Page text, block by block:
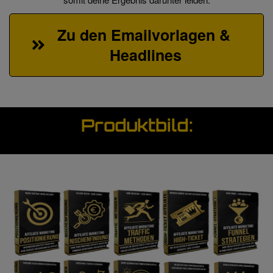
Zu den Emailvorlagen &
Headlines
Produktbild: